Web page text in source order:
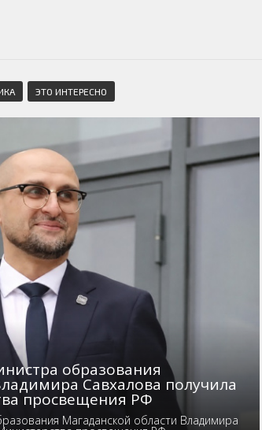
ЭТО ИНТЕРЕСНО
образования
Савхалова получила
просвещения РФ
Магаданской области Владимира